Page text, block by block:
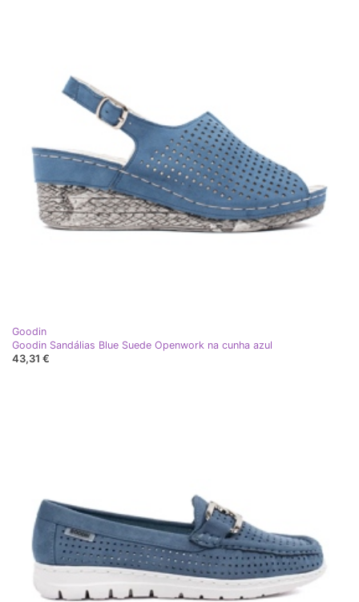
Goodin
Goodin Sandálias Blue Suede Openwork na cunha azul
43,31 €